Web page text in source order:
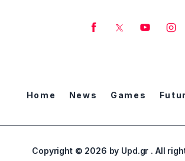
Home News Games
Copyright © 2026 by Upd.gr . All